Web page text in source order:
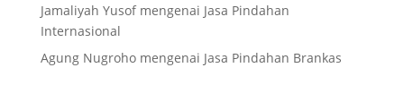
Jamaliyah Yusofmengenai Jasa Pindahan
Internasional
Agung Nugrohomengenai Jasa Pindahan Brankas